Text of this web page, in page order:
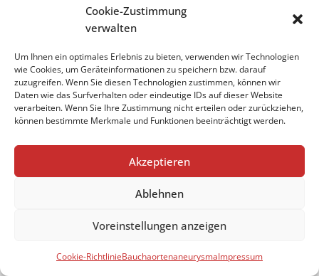
Cookie-Zustimmung
verwalten
Um Ihnen ein optimales Erlebnis zu bieten, verwenden wir Technologien
wie Cookies, um Geräteinformationen zu speichern bzw. darauf
zuzugreifen. Wenn Sie diesen Technologien zustimmen, können wir
Daten wie das Surfverhalten oder eindeutige IDs auf dieser Website
verarbeiten. Wenn Sie Ihre Zustimmung nicht erteilen oder zurückziehen,
können bestimmte Merkmale und Funktionen beeinträchtigt werden.
Akzeptieren
Ablehnen
Voreinstellungen anzeigen
Cookie-RichtlinieBauchaortenaneurysmaImpressum
Impressum
Datenschutzerklärung
Cookie-Richtlinie (EU)
Impressum
Datenschutzerklärung
Cookie-Richtlinie (EU)